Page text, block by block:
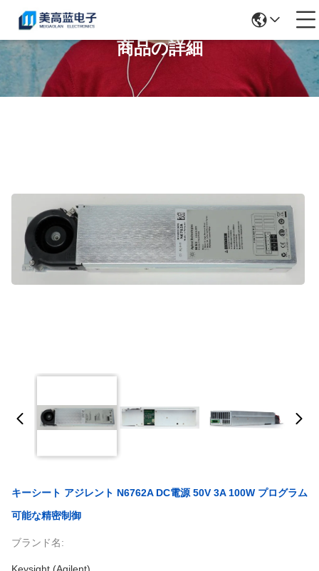
商品の詳細
キーシート アジレント N6762A DC電源 50V 3A 100W プログラム
可能な精密制御
ブランド名: